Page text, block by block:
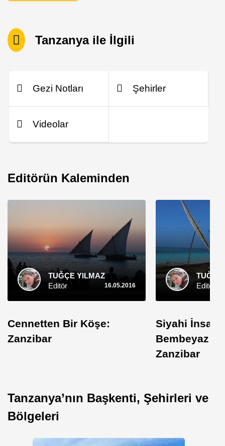
Tanzanya ile İlgili
Gezi Notları Şehirler
Videolar
Editörün Kaleminden
TUĞÇE YILMAZ
Editör
16.05.2016
Cennetten Bir Köşe:
Zanzibar
Editör
Siyahi
Bembeyaz
Zanzibar
Tanzanya’nın Başkenti, Şehirleri ve
Bölgeleri